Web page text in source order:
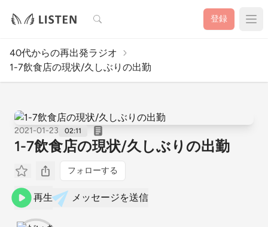
検索 登録
40代からの再出発ラジオ
1-7飲食店の現状/久しぶりの出勤
2021-01-23 02:11
1-7飲食店の現状/久しぶりの出勤
フォローする
再生 メッセージを送信